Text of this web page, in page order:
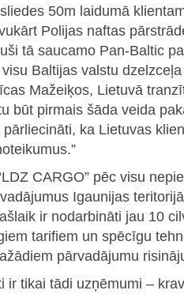
50m laidumā
Polijas naftas
tā saucamo Pan-Baltic
Baltijas valstu
Mažeiķos, Lietuvā
būt pirmais šāda veida
ka Lietuvas
CARGO” pēc visu
Igaunijas
ir nodarbināti jau 10
tarifiem un spēcīgu
pārvadājumu
ir tikai tādi uzņēmumi –